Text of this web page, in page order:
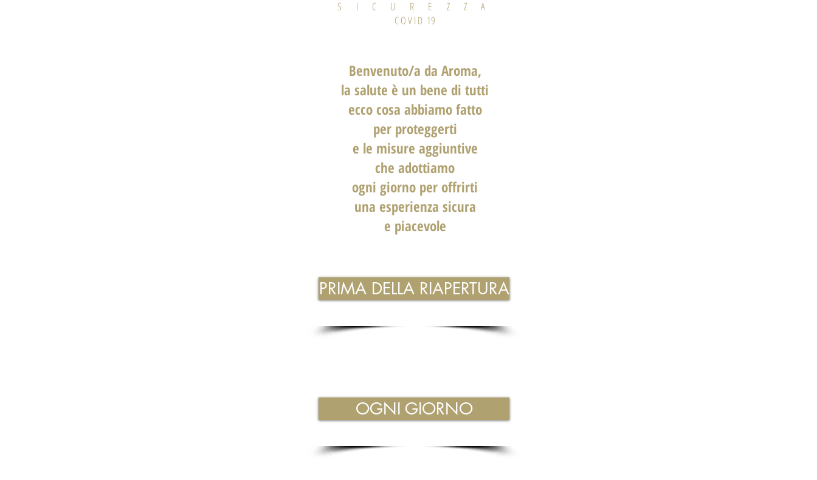
S I C U R E Z Z A
C O V I D 19
Benvenuto/a da Aroma,
la salute è un bene di tutti
ecco cosa abbiamo fatto
per proteggerti
e le misure aggiuntive
che adottiamo
ogni giorno per offrirti
una esperienza sicura
e piacevole
PRIMA DELLA RIAPERTURA
OGNI GIORNO